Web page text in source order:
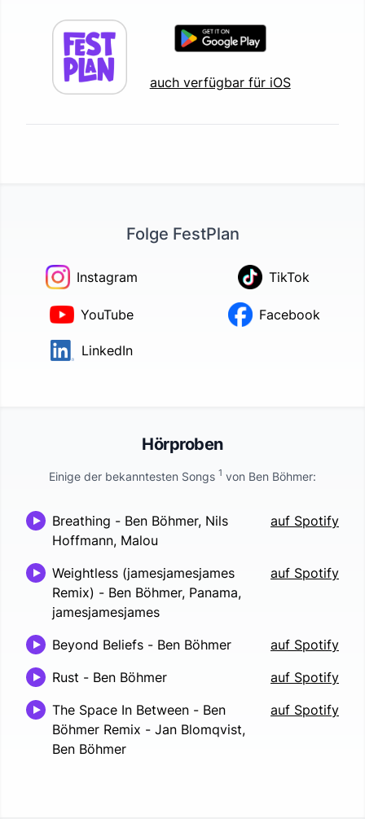
auch verfügbar für iOS
Folge FestPlan
Instagram TikTok
YouTube Facebook
LinkedIn
Hörproben
Einige der bekanntesten Songs 1 von Ben Böhmer:
Breathing - Ben Böhmer, Nils
Hoffmann, Malou
auf Spotify
Weightless (jamesjamesjames
Remix) - Ben Böhmer, Panama,
jamesjamesjames
auf Spotify
Beyond Beliefs - Ben Böhmer
auf Spotify
Rust - Ben Böhmer
auf Spotify
The Space In Between - Ben
Böhmer Remix - Jan Blomqvist,
Ben Böhmer
auf Spotify